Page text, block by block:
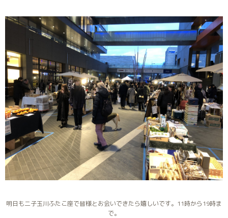
明日も二子玉川ふたこ座で皆様とお会いできたら嬉しいです。11時から19時ま
で。